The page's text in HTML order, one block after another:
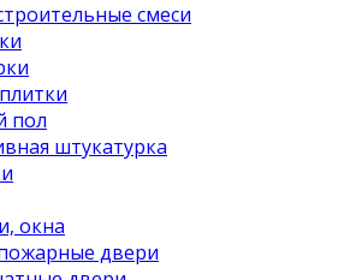
смеси
пол
штукатурка
окна
двери